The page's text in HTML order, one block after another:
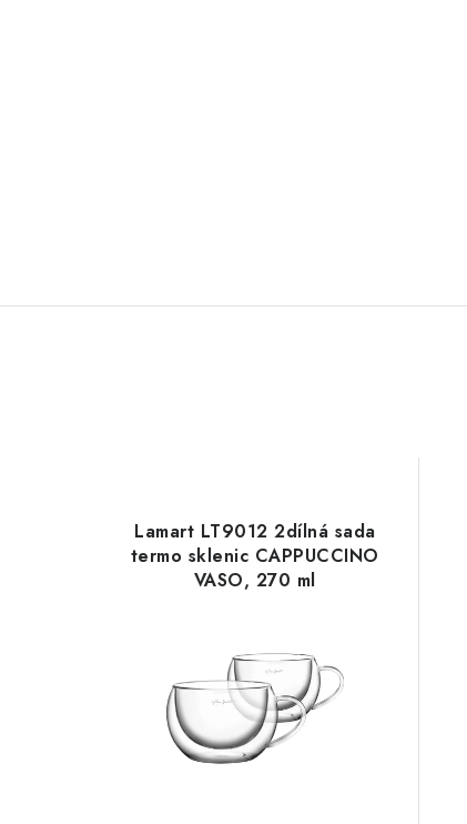
Lamart LT9012 2dílná sada
termo sklenic CAPPUCCINO
VASO, 270 ml